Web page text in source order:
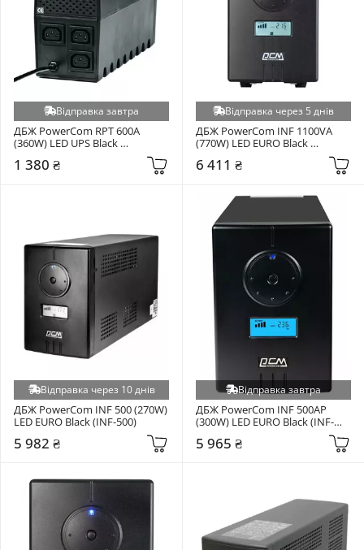
Відправка завтра
ДБЖ PowerCom RPT 600A
(360W) LED UPS Black
1 380 ₴
Відправка через 5 днів
ДБЖ PowerCom INF 1100VA
(770W) LED EURO Black
6 411 ₴
Відправка через 10 днів
ДБЖ PowerCom INF 500 (270W)
LED EURO Black (INF-500)
5 982 ₴
Відправка завтра
ДБЖ PowerCom INF 500AP
(300W) LED EURO Black (INF-
5 965 ₴